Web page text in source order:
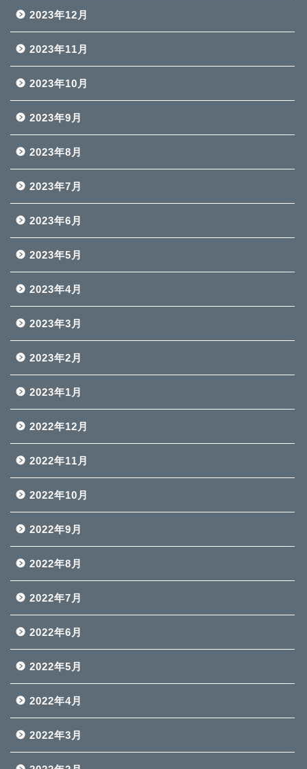
2023年12月
2023年11月
2023年10月
2023年9月
2023年8月
2023年7月
2023年6月
2023年5月
2023年4月
2023年3月
2023年2月
2023年1月
2022年12月
2022年11月
2022年10月
2022年9月
2022年8月
2022年7月
2022年6月
2022年5月
2022年4月
2022年3月